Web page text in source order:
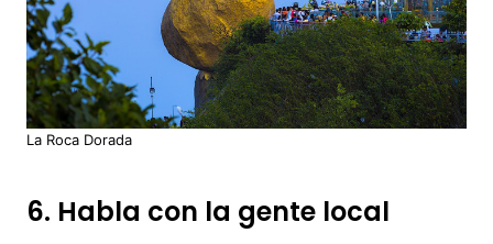
La Roca Dorada
6. Habla con la gente local